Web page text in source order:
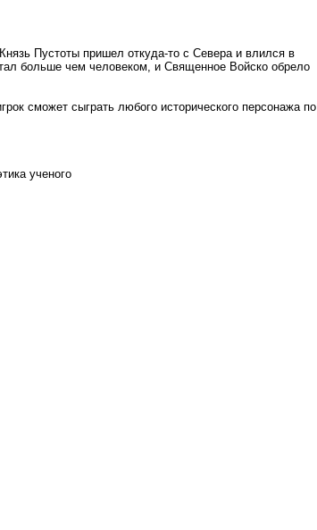
Пустоты пришел откуда-то с Севера и влился в
больше чем человеком, и Священное Войско обрело
сможет сыграть любого исторического персонажа по
ученого